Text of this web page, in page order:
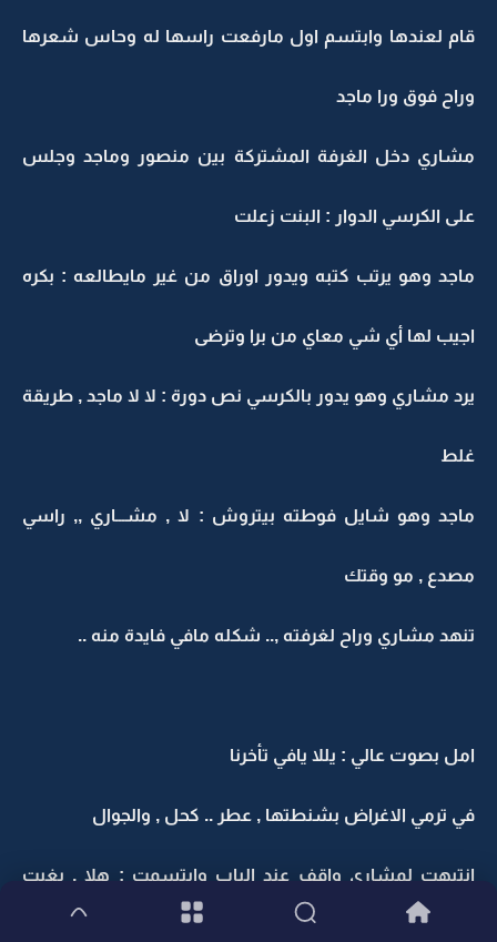
قام لعندها وابتسم اول مارفعت راسها له وحاس شعرها
وراح فوق ورا ماجد
مشاري دخل الغرفة المشتركة بين منصور وماجد وجلس
على الكرسي الدوار : البنت زعلت
ماجد وهو يرتب كتبه ويدور اوراق من غير مايطالعه : بكره
اجيب لها أي شي معاي من برا وترضى
يرد مشاري وهو يدور بالكرسي نص دورة : لا لا ماجد , طريقة
غلط
ماجد وهو شايل فوطته بيتروش : لا , مشـــاري ,, راسي
مصدع , مو وقتك
تنهد مشاري وراح لغرفته ,.. شكله مافي فايدة منه ..
امل بصوت عالي : يللا يافي تأخرنا
في ترمي الاغراض بشنطتها , عطر .. كحل , والجوال
انتبهت لمشاري واقف عند الباب وابتسمت : هلا , بغيت